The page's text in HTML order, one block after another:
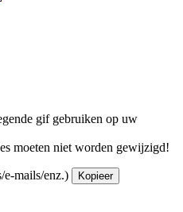
gif gebruiken op uw
moeten niet worden gewijzigd!
e-mails/enz.) Kopieer